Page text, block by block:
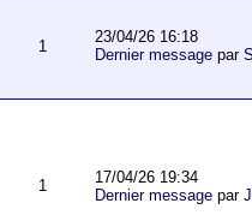
1
23/04/26 16:18
Dernier messagepar
1
17/04/26 19:34
Dernier messagepar